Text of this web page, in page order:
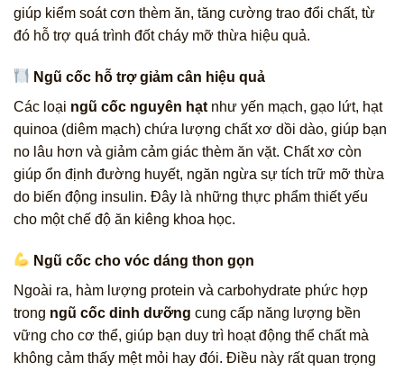
giúp kiểm soát cơn thèm ăn, tăng cường trao đổi chất, từ
đó hỗ trợ quá trình đốt cháy mỡ thừa hiệu quả.
Ngũ cốc hỗ trợ giảm cân hiệu quả
Các loại ngũ cốc nguyên hạt như yến mạch, gạo lứt, hạt
quinoa (diêm mạch) chứa lượng chất xơ dồi dào, giúp bạn
no lâu hơn và giảm cảm giác thèm ăn vặt. Chất xơ còn
giúp ổn định đường huyết, ngăn ngừa sự tích trữ mỡ thừa
do biến động insulin. Đây là những thực phẩm thiết yếu
cho một chế độ ăn kiêng khoa học.
Ngũ cốc cho vóc dáng thon gọn
Ngoài ra, hàm lượng protein và carbohydrate phức hợp
trong ngũ cốc dinh dưỡng cung cấp năng lượng bền
vững cho cơ thể, giúp bạn duy trì hoạt động thể chất mà
không cảm thấy mệt mỏi hay đói. Điều này rất quan trọng